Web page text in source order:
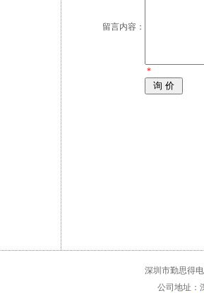
留言内容：
*
深圳市勤思得
公司地址：